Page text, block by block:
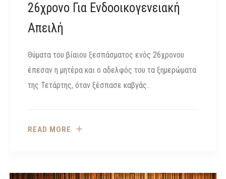
26χρονο Για Ενδοοικογενειακή
Απειλή
Θύματα του βίαιου ξεσπάσματος ενός 26χρονου
έπεσαν η μητέρα και ο αδελφός του τα ξημερώματα
της Τετάρτης, όταν ξέσπασε καβγάς..
READ MORE